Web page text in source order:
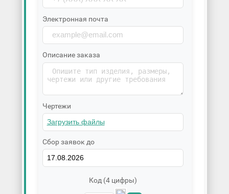
Электронная почта
Описание заказа
Чертежи
Сбор заявок до
Код (4 цифры)